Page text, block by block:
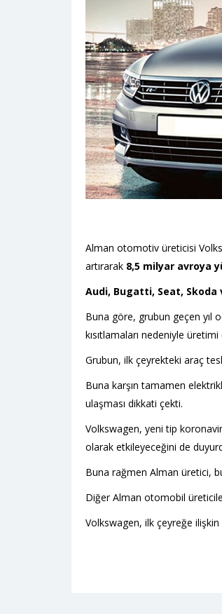
Alman otomotiv üreticisi
artırarak 8,5 milyar avroya
Audi, Bugatti, Seat, Skoda
Buna göre, grubun geçen yıl
kısıtlamaları nedeniyle
Grubun, ilk çeyrekteki araç
Buna karşın tamamen
ulaşması dikkati çekti.
Volkswagen, yeni tip
olarak etkileyeceğini de
Buna rağmen Alman üretici,
Diğer Alman otomobil
Volkswagen, ilk çeyreğe ilişkin